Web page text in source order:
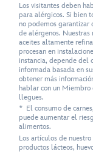
Los visitantes deben
para alérgicos. Si bien
no podemos
de alérgenos. Nuestras
aceites altamente
procesan en
instancia, depende del
informada basada en
obtener más
hablar con un Miembro
llegues.
* El consumo de
puede aumentar el
alimentos.
Los artículos de
productos lácteos,